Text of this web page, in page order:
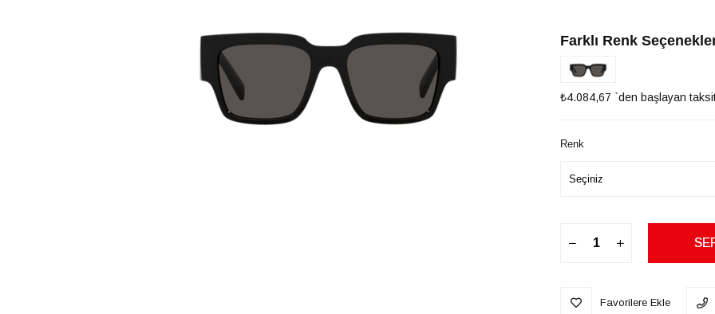
Farklı Renk
₺4.084,67 `den başlayan
Renk
Favorilere Ekle